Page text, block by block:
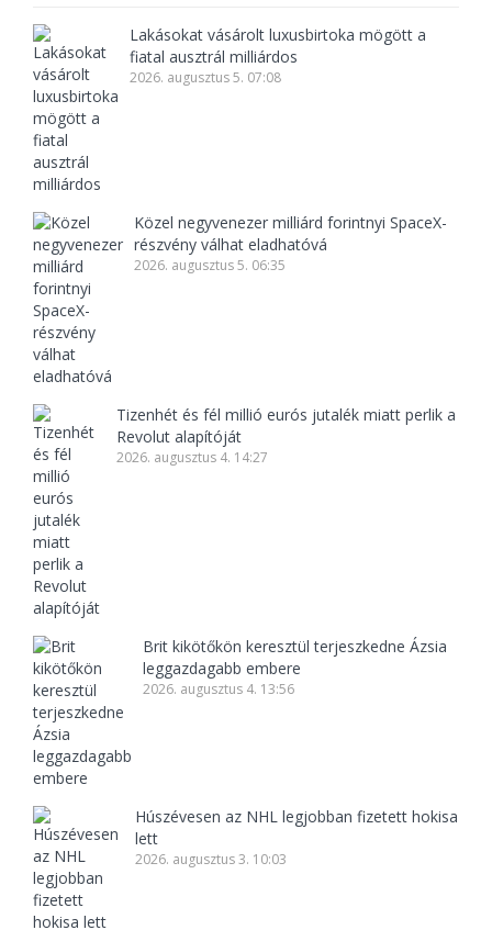
Lakásokat vásárolt luxusbirtoka mögött a
fiatal ausztrál milliárdos
2026. augusztus 5. 07:08
Közel negyvenezer milliárd forintnyi SpaceX-
részvény válhat eladhatóvá
2026. augusztus 5. 06:35
Tizenhét és fél millió eurós jutalék miatt perlik a
Revolut alapítóját
2026. augusztus 4. 14:27
Brit kikötőkön keresztül terjeszkedne Ázsia
leggazdagabb embere
2026. augusztus 4. 13:56
Húszévesen az NHL legjobban fizetett hokisa
lett
2026. augusztus 3. 10:03